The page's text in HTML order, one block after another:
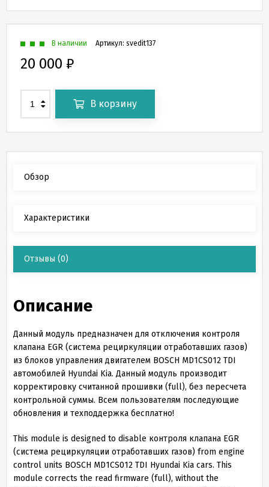
Артикул: svedit137
В наличии
20 000 ₽
В корзину
Обзор
Характеристики
Отзывы (0)
Описание
Данный модуль предназначен для отключения контроля
клапана EGR (cистема рециркуляции отработавших газов)
из блоков управления двигателем BOSCH MD1CS012 TDI
автомобилей Hyundai Kia. Данный модуль производит
корректировку считанной прошивки (full), без пересчета
контрольной суммы. Всем пользователям последующие
обновления и техподдержка бесплатно!
This module is designed to disable контроля клапана EGR
(cистема рециркуляции отработавших газов) from engine
control units BOSCH MD1CS012 TDI Hyundai Kia cars. This
module corrects the read firmware (full), without the